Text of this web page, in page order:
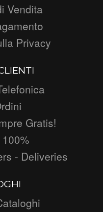
Vendita
Privacy
Gratis!
- Deliveries